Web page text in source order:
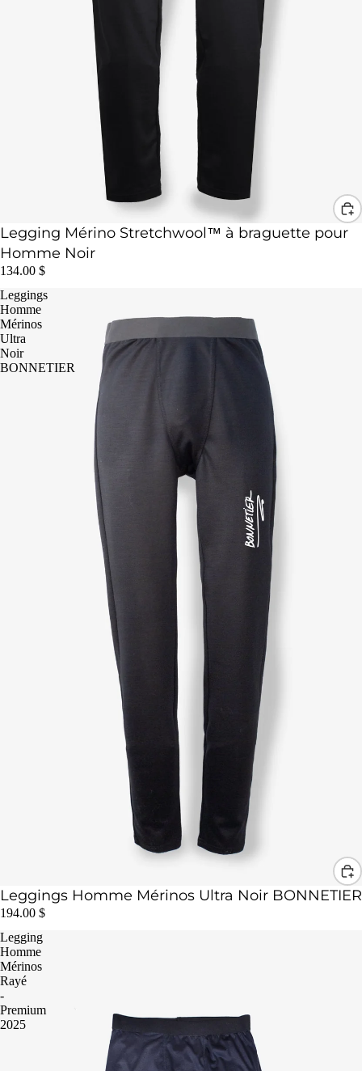
Legging Mérino Stretchwool™ à braguette pour
Homme Noir
134.00 $
Leggings
Homme
Mérinos
Ultra
Noir
BONNETIER
Leggings Homme Mérinos Ultra Noir BONNETIER
194.00 $
Legging
Homme
Mérinos
Rayé
-
Premium
2025